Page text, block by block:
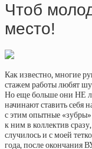
Чтоб
место!
Как известно, многие
стажем работы любят
Но еще больше они НЕ
начинают ставить себя
с этим опытные
к ним в коллектив
случилось и с моей
года, после окончания